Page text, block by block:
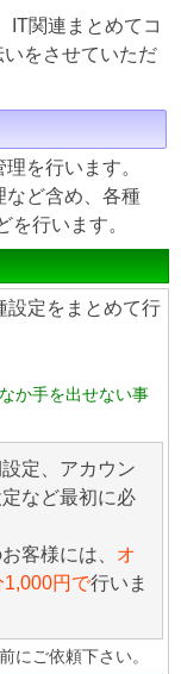
IT関連まとめてコ
をさせていただ
を行います。
など含め、各種
行います。
設定をまとめて行
か手を出せない事
定、アカウン
など最初に必
客様には、 オ
円で行いま
にご依頼下さい。